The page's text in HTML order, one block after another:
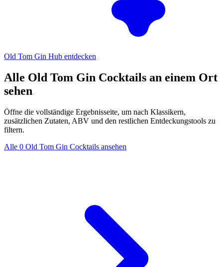
Old Tom Gin Hub entdecken
Alle Old Tom Gin Cocktails an einem Ort
sehen
Öffne die vollständige Ergebnisseite, um nach Klassikern,
zusätzlichen Zutaten, ABV und den restlichen Entdeckungstools zu
filtern.
Alle 0 Old Tom Gin Cocktails ansehen